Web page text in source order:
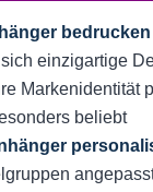
bedrucken
einzigartige
Markenidentität
beliebt